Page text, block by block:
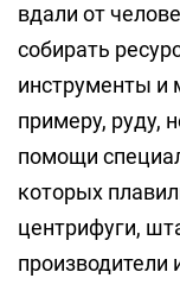
вдали от
собирать
инструменты и
примеру, руду,
помощи
которых
центрифуги,
производители